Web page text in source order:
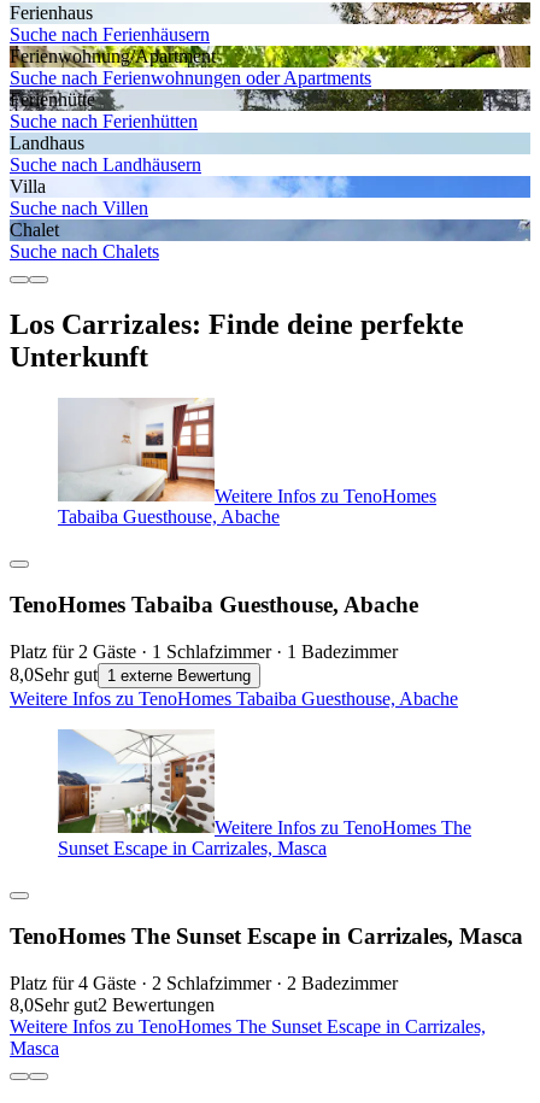
Ferienhaus
Suche nach Ferienhäusern
Ferienwohnung/Apartment
Suche nach Ferienwohnungen oder Apartments
Ferienhütte
Suche nach Ferienhütten
Landhaus
Suche nach Landhäusern
Villa
Suche nach Villen
Chalet
Suche nach Chalets
Los Carrizales: Finde deine perfekte
Unterkunft
Weitere Infos zu TenoHomes
Tabaiba Guesthouse, Abache
TenoHomes Tabaiba Guesthouse, Abache
Platz für 2 Gäste · 1 Schlafzimmer · 1 Badezimmer
8,0Sehr gut 1 externe Bewertung
Weitere Infos zu TenoHomes Tabaiba Guesthouse, Abache
Weitere Infos zu TenoHomes The
Sunset Escape in Carrizales, Masca
TenoHomes The Sunset Escape in Carrizales, Masca
Platz für 4 Gäste · 2 Schlafzimmer · 2 Badezimmer
8,0Sehr gut2 Bewertungen
Weitere Infos zu TenoHomes The Sunset Escape in Carrizales,
Masca